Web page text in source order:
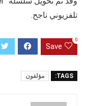
تلفزيوني ناجح.
Save
0
TAGS: مؤلفون